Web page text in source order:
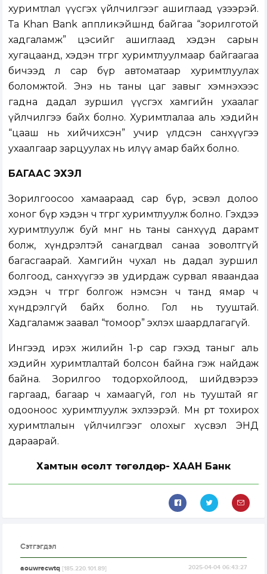
хуримтлал үүсгэх үйлчилгээг ашиглаад үзээрэй.
Та Khan Bank аппликэйшнд байгаа “зорилготой
хадгаламж” цэсийг ашиглаад хэдэн сарын
хугацаанд, хэдэн төгрөг хуримтлуулмаар байгаагаа
бичээд л сар бүр автоматаар хуримтлуулах
боломжтой. Энэ нь таны цаг завыг хэмнэхээс
гадна дадал зуршил үүсгэх хамгийн ухаалаг
үйлчилгээ байх болно. Хуримтлалаа аль хэдийн
“цааш нь хийчихсэн” учир үлдсэн санхүүгээ
ухаалгаар зарцуулах нь илүү амар байх болно.
БАГААС ЭХЭЛ
Зорилгоосоо хамаараад сар бүр, эсвэл долоо
хоног бүр хэдэн ч төгрөг хуримтлуулж болно. Гэхдээ
хуримтлуулж буй мөнгө нь таны санхүүд дарамт
болж, хүндрэлтэй санагдвал санаа зоволтгүй
багасгаарай. Хамгийн чухал нь дадал зуршил
болгоод, санхүүгээ зөв удирдаж сурвал яваандаа
хэдэн ч төгрөг болгож нэмсэн ч танд ямар ч
хүндрэлгүй байх болно. Гол нь тууштай.
Хадгаламж заавал “томоор” эхлэх шаардлагагүй.
Ингээд ирэх жилийн 1-р сар гэхэд таныг аль
хэдийн хуримтлалтай болсон байна гэж найдаж
байна. Зорилгоо тодорхойлоод, шийдвэрээ
гаргаад, багаар ч хамаагүй, гол нь тууштай яг
одооноос хуримтлуулж эхлээрэй. Мөн өөрт тохирох
хуримтлалын үйлчилгээг олохыг хүсвэл ЭНД
дараарай.
Хамтын өсөлт төгөлдөр- ХААН Банк
Сэтгэгдэл
aouwrecwtq[185.220.101.89] 2025-04-04 06:43:27